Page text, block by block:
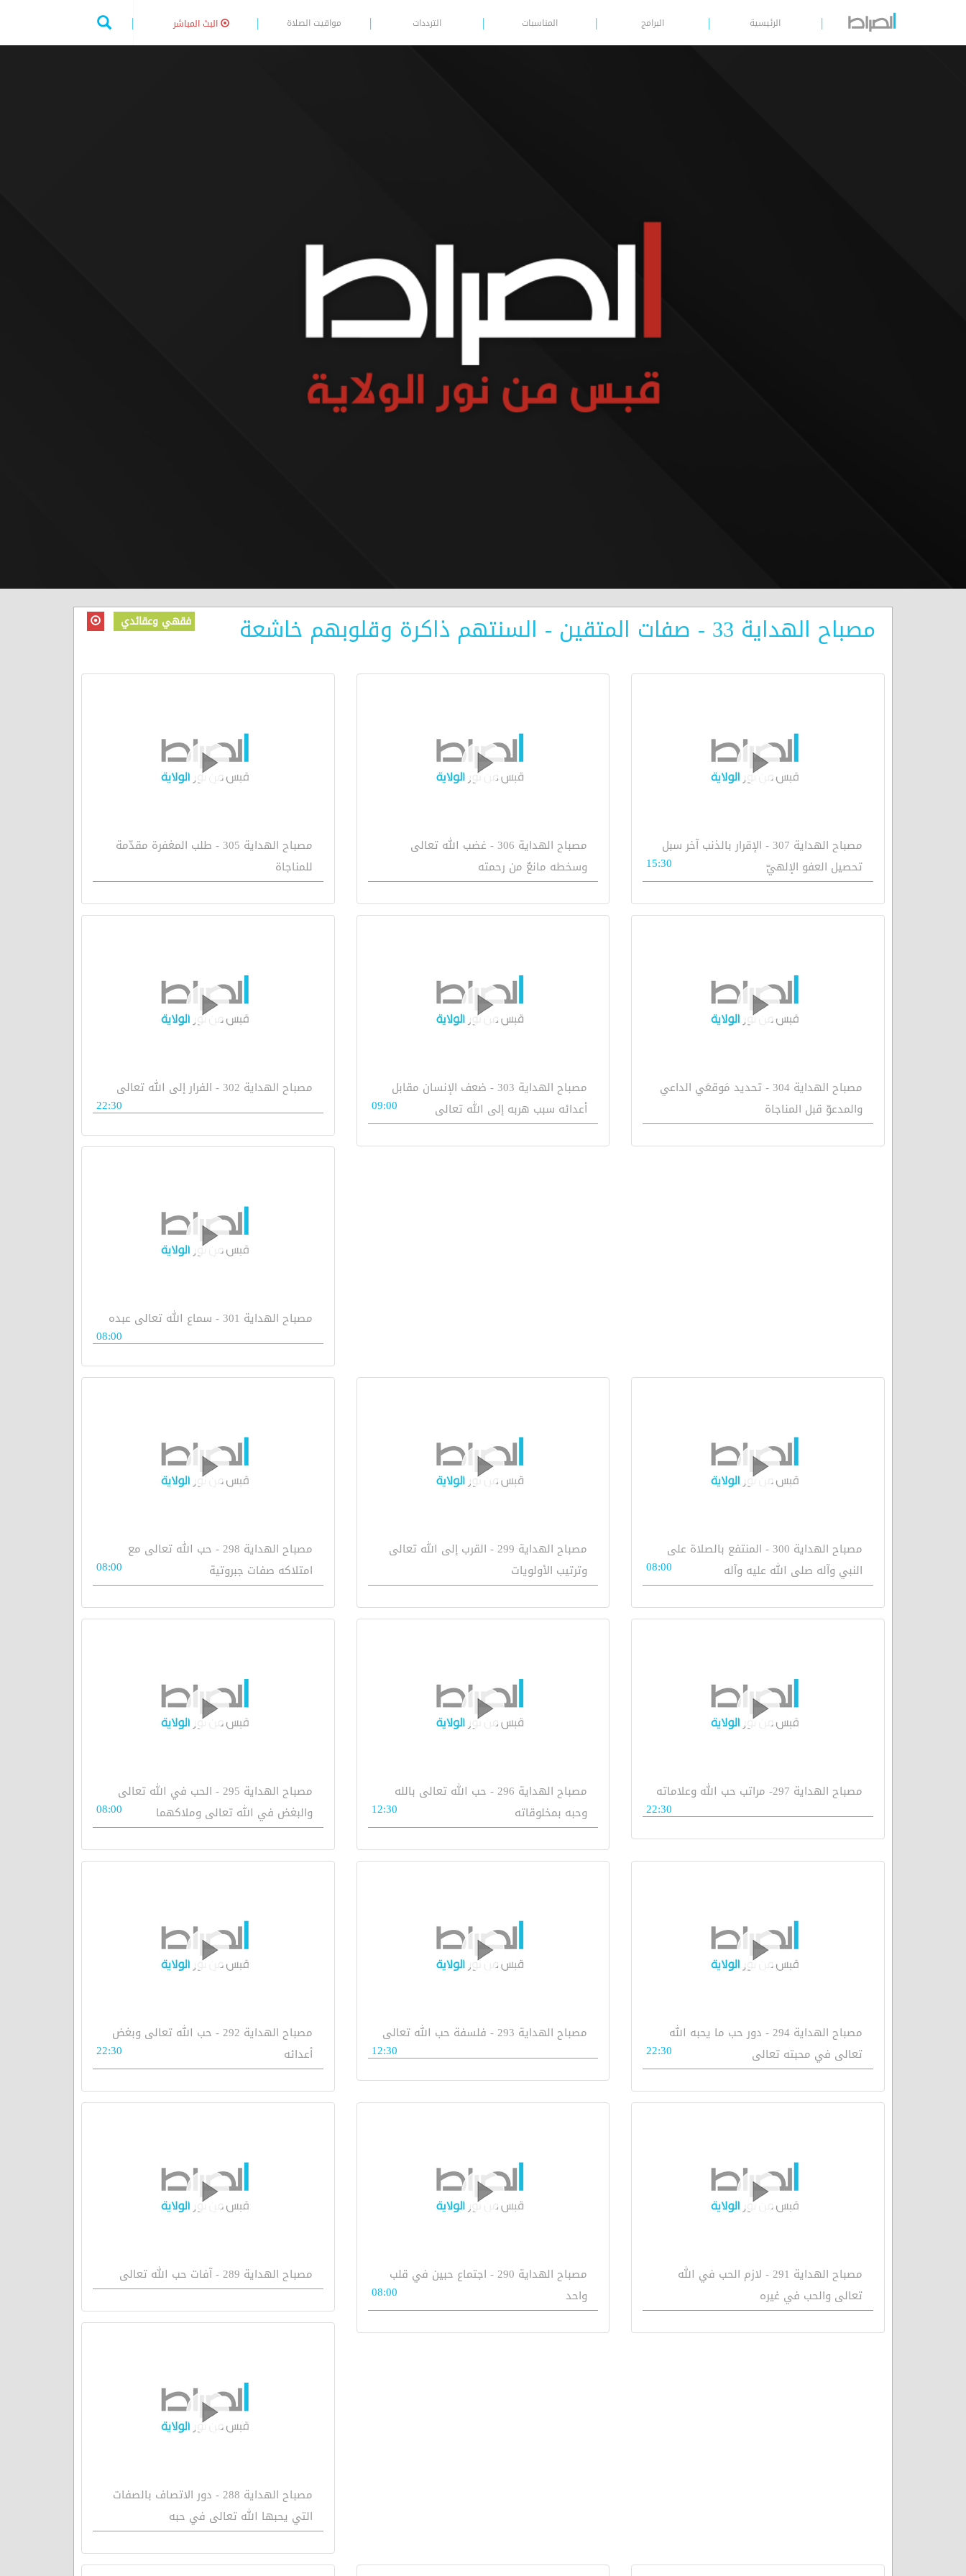
الرئيسية البرامج المناسبات الترددات مواقيت الصلاة البث المباشر
مصباح الهداية 33 - صفات المتقين - السنتهم ذاكرة وقلوبهم خاشعة فقهي وعقائدي
مصباح الهداية 307 - الإقرار بالذنب آخر سبل
تحصيل العفو الإلهيّ
15:30
مصباح الهداية 306 - غضب الله تعالى
وسخطه مانعٌ من رحمته
مصباح الهداية 305 - طلب المغفرة مقدّمة
للمناجاة
مصباح الهداية 304 - تحديد مَوقعَي الداعي
والمدعوّ قبل المناجاة
مصباح الهداية 303 - ضعف الإنسان مقابل
أعدائه سبب هربه إلى الله تعالى
09:00
مصباح الهداية 302 - الفرار إلى الله تعالى
22:30
مصباح الهداية 301 - سماع الله تعالى عبده
08:00
مصباح الهداية 300 - المنتفع بالصلاة على
النبي وآله صلى الله عليه وآله
08:00
مصباح الهداية 299 - القرب إلى الله تعالى
وترتيب الأولويات
مصباح الهداية 298 - حب الله تعالى مع
امتلاكه صفات جبروتية
08:00
مصباح الهداية 297- مراتب حب الله وعلاماته
22:30
مصباح الهداية 296 - حب الله تعالى بالله
وحبه بمخلوقاته
12:30
مصباح الهداية 295 - الحب في الله تعالى
والبغض في الله تعالى وملاكهما
08:00
مصباح الهداية 294 - دور حب ما يحبه الله
تعالى في محبته تعالى
22:30
مصباح الهداية 293 - فلسفة حب الله تعالى
12:30
مصباح الهداية 292 - حب الله تعالى وبغض
أعدائه
22:30
مصباح الهداية 291 - لازم الحب في الله
تعالى والحب في غيره
مصباح الهداية 290 - اجتماع حبين في قلب
واحد
08:00
مصباح الهداية 289 - آفات حب الله تعالى
مصباح الهداية 288 - دور الاتصاف بالصفات
التي يحبها الله تعالى في حبه